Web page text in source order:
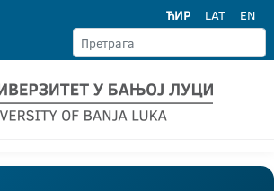
ЋИР LAT EN